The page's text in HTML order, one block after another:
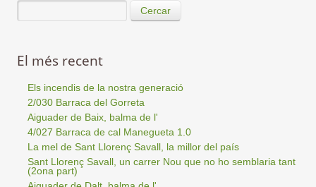
Cercar
El més recent
Els incendis de la nostra generació
2/030 Barraca del Gorreta
Aiguader de Baix, balma de l'
4/027 Barraca de cal Manegueta 1.0
La mel de Sant Llorenç Savall, la millor del país
Sant Llorenç Savall, un carrer Nou que no ho semblaria tant
(2ona part)